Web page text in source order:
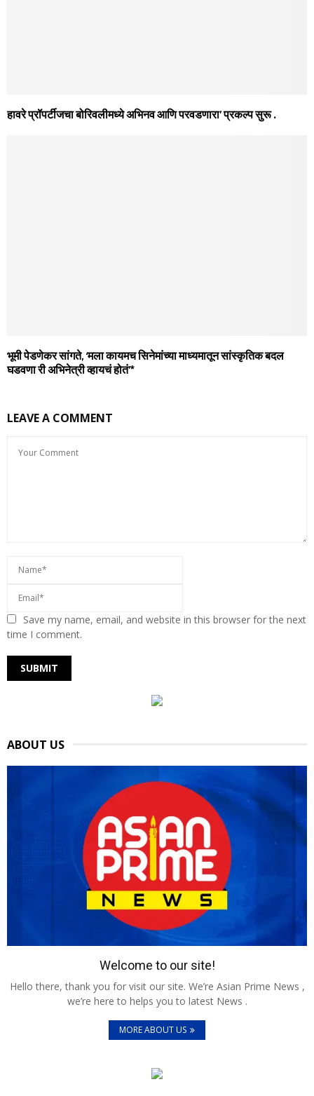
हावरे प्रॉपर्टीजचा बोरिवलीमध्ये अभिनव आणि परवडणारा’ प्रकल्प सुरू .
भूमी पेडणेकर सांगते, ‘मला कायमच सिनेमांच्या माध्यमातून सांस्कृतिक बदल
घडवणा री अभिनेत्री व्हायचं होतं’*
LEAVE A COMMENT
Save my name, email, and website in this browser for the next
time I comment.
ABOUT US
Welcome to our site!
Hello there, thank you for visit our site. We’re Asian Prime News ,
we’re here to helps you to latest News .
MORE ABOUT US